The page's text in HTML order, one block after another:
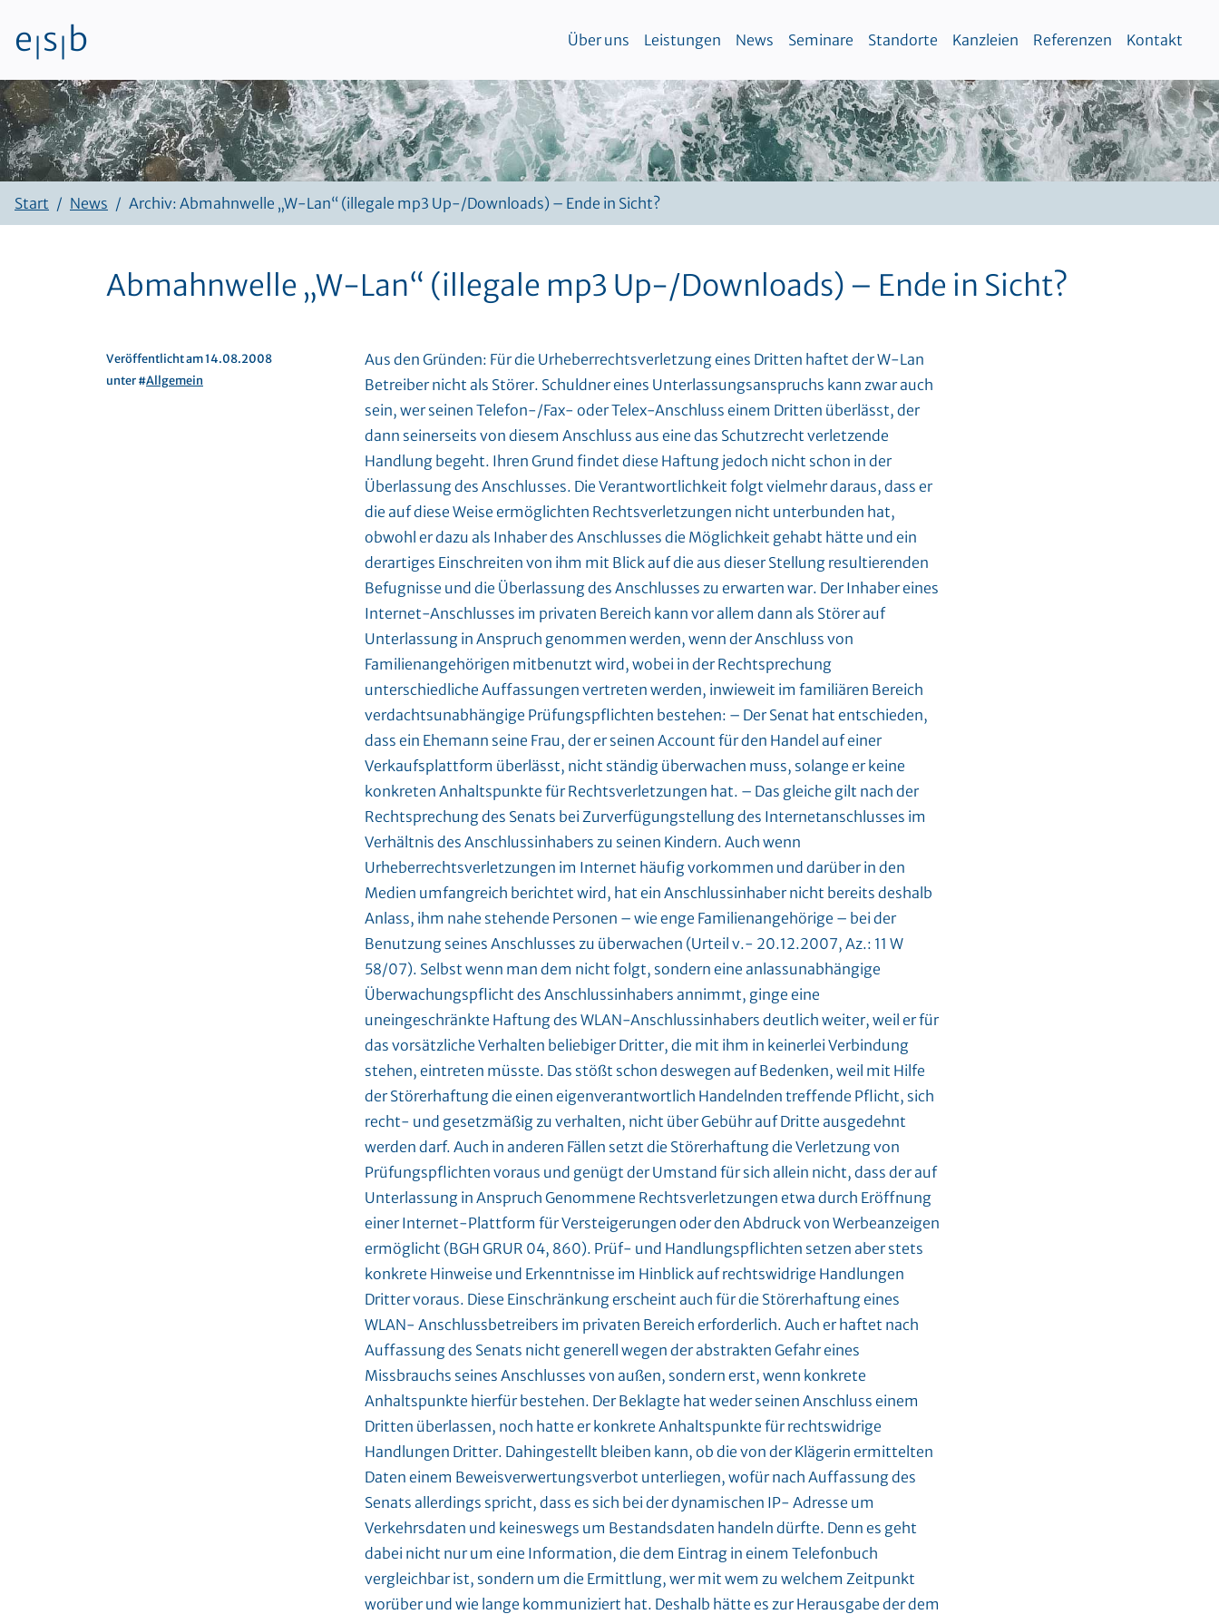
Zum Inhalt
e s b Über uns Leistungen News Seminare Standorte Kanzleien Referenzen Kontakt
Start News Archiv: Abmahnwelle „W-Lan“ (illegale mp3 Up-/Downloads) – Ende in Sicht?
Abmahnwelle „W-Lan“ (illegale mp3 Up-/Downloads) – Ende in Sicht?
Aus den Gründen: Für die Urheberrechtsverletzung eines Dritten haftet der W-Lan
Betreiber nicht als Störer. Schuldner eines Unterlassungsanspruchs kann zwar auch
sein, wer seinen Telefon-/Fax- oder Telex-Anschluss einem Dritten überlässt, der
dann seinerseits von diesem Anschluss aus eine das Schutzrecht verletzende
Handlung begeht. Ihren Grund findet diese Haftung jedoch nicht schon in der
Überlassung des Anschlusses. Die Verantwortlichkeit folgt vielmehr daraus, dass er
die auf diese Weise ermöglichten Rechtsverletzungen nicht unterbunden hat,
obwohl er dazu als Inhaber des Anschlusses die Möglichkeit gehabt hätte und ein
derartiges Einschreiten von ihm mit Blick auf die aus dieser Stellung resultierenden
Befugnisse und die Überlassung des Anschlusses zu erwarten war. Der Inhaber eines
Internet-Anschlusses im privaten Bereich kann vor allem dann als Störer auf
Unterlassung in Anspruch genommen werden, wenn der Anschluss von
Familienangehörigen mitbenutzt wird, wobei in der Rechtsprechung
unterschiedliche Auffassungen vertreten werden, inwieweit im familiären Bereich
verdachtsunabhängige Prüfungspflichten bestehen: – Der Senat hat entschieden,
dass ein Ehemann seine Frau, der er seinen Account für den Handel auf einer
Verkaufsplattform überlässt, nicht ständig überwachen muss, solange er keine
konkreten Anhaltspunkte für Rechtsverletzungen hat. – Das gleiche gilt nach der
Rechtsprechung des Senats bei Zurverfügungstellung des Internetanschlusses im
Verhältnis des Anschlussinhabers zu seinen Kindern. Auch wenn
Urheberrechtsverletzungen im Internet häufig vorkommen und darüber in den
Medien umfangreich berichtet wird, hat ein Anschlussinhaber nicht bereits deshalb
Anlass, ihm nahe stehende Personen – wie enge Familienangehörige – bei der
Benutzung seines Anschlusses zu überwachen (Urteil v.- 20.12.2007, Az.: 11 W
58/07). Selbst wenn man dem nicht folgt, sondern eine anlassunabhängige
Überwachungspflicht des Anschlussinhabers annimmt, ginge eine
uneingeschränkte Haftung des WLAN-Anschlussinhabers deutlich weiter, weil er für
das vorsätzliche Verhalten beliebiger Dritter, die mit ihm in keinerlei Verbindung
stehen, eintreten müsste. Das stößt schon deswegen auf Bedenken, weil mit Hilfe
der Störerhaftung die einen eigenverantwortlich Handelnden treffende Pflicht, sich
recht- und gesetzmäßig zu verhalten, nicht über Gebühr auf Dritte ausgedehnt
werden darf. Auch in anderen Fällen setzt die Störerhaftung die Verletzung von
Prüfungspflichten voraus und genügt der Umstand für sich allein nicht, dass der auf
Unterlassung in Anspruch Genommene Rechtsverletzungen etwa durch Eröffnung
einer Internet-Plattform für Versteigerungen oder den Abdruck von Werbeanzeigen
ermöglicht (BGH GRUR 04, 860). Prüf- und Handlungspflichten setzen aber stets
konkrete Hinweise und Erkenntnisse im Hinblick auf rechtswidrige Handlungen
Dritter voraus. Diese Einschränkung erscheint auch für die Störerhaftung eines
WLAN- Anschlussbetreibers im privaten Bereich erforderlich. Auch er haftet nach
Auffassung des Senats nicht generell wegen der abstrakten Gefahr eines
Missbrauchs seines Anschlusses von außen, sondern erst, wenn konkrete
Anhaltspunkte hierfür bestehen. Der Beklagte hat weder seinen Anschluss einem
Dritten überlassen, noch hatte er konkrete Anhaltspunkte für rechtswidrige
Handlungen Dritter. Dahingestellt bleiben kann, ob die von der Klägerin ermittelten
Daten einem Beweisverwertungsverbot unterliegen, wofür nach Auffassung des
Senats allerdings spricht, dass es sich bei der dynamischen IP- Adresse um
Verkehrsdaten und keineswegs um Bestandsdaten handeln dürfte. Denn es geht
dabei nicht nur um eine Information, die dem Eintrag in einem Telefonbuch
vergleichbar ist, sondern um die Ermittlung, wer mit wem zu welchem Zeitpunkt
worüber und wie lange kommuniziert hat. Deshalb hätte es zur Herausgabe der dem
Veröffentlicht am 14.08.2008
unter #Allgemein